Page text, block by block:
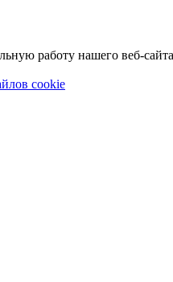
работу нашего веб-
cookie